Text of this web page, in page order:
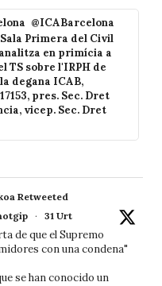
@ICABarcelona
Primera del Civil
en primícia a
TS sobre l'IRPH de
degana ICAB,
pres. Sec. Dret
vicep. Sec. Dret
Retweeted
· 31 Urt
de que el Supremo
con una condena"
se han conocido un